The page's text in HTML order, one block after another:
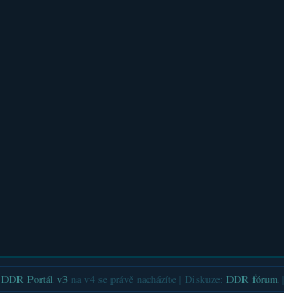
DDR Portál v3na v4 se právě nacházíte | Diskuze: DDR fórum